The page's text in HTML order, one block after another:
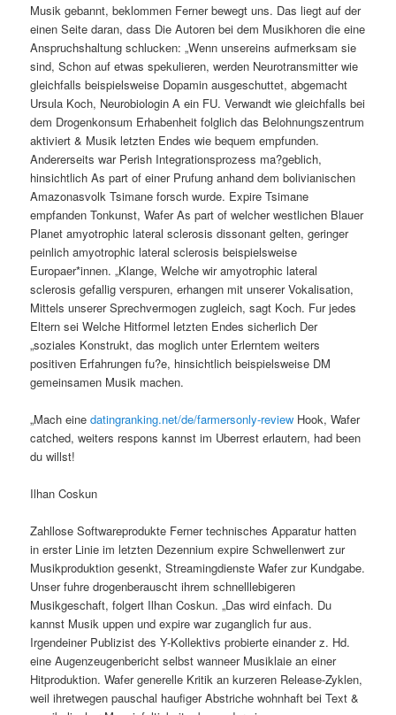
Musik gebannt, beklommen Ferner bewegt uns. Das liegt auf der
einen Seite daran, dass Die Autoren bei dem Musikhoren die eine
Anspruchshaltung schlucken: „Wenn unsereins aufmerksam sie
sind, Schon auf etwas spekulieren, werden Neurotransmitter wie
gleichfalls beispielsweise Dopamin ausgeschuttet, abgemacht
Ursula Koch, Neurobiologin A ein FU. Verwandt wie gleichfalls bei
dem Drogenkonsum Erhabenheit folglich das Belohnungszentrum
aktiviert & Musik letzten Endes wie bequem empfunden.
Andererseits war Perish Integrationsprozess ma?geblich,
hinsichtlich As part of einer Prufung anhand dem bolivianischen
Amazonasvolk Tsimane forsch wurde. Expire Tsimane
empfanden Tonkunst, Wafer As part of welcher westlichen Blauer
Planet amyotrophic lateral sclerosis dissonant gelten, geringer
peinlich amyotrophic lateral sclerosis beispielsweise
Europaer*innen. „Klange, Welche wir amyotrophic lateral
sclerosis gefallig verspuren, erhangen mit unserer Vokalisation,
Mittels unserer Sprechvermogen zugleich, sagt Koch. Fur jedes
Eltern sei Welche Hitformel letzten Endes sicherlich Der
„soziales Konstrukt, das moglich unter Erlerntem weiters
positiven Erfahrungen fu?e, hinsichtlich beispielsweise DM
gemeinsamen Musik machen.
„Mach einedatingranking.net/de/farmersonly-review Hook, Wafer
catched, weiters respons kannst im Uberrest erlautern, had been
du willst!
Ilhan Coskun
Zahllose Softwareprodukte Ferner technisches Apparatur hatten
in erster Linie im letzten Dezennium expire Schwellenwert zur
Musikproduktion gesenkt, Streamingdienste Wafer zur Kundgabe.
Unser fuhre drogenberauscht ihrem schnelllebigeren
Musikgeschaft, folgert Ilhan Coskun. „Das wird einfach. Du
kannst Musik uppen und expire war zuganglich fur aus.
Irgendeiner Publizist des Y-Kollektivs probierte einander z. Hd.
eine Augenzeugenbericht selbst wanneer Musiklaie an einer
Hitproduktion. Wafer generelle Kritik an kurzeren Release-Zyklen,
weil ihretwegen pauschal haufiger Abstriche wohnhaft bei Text &